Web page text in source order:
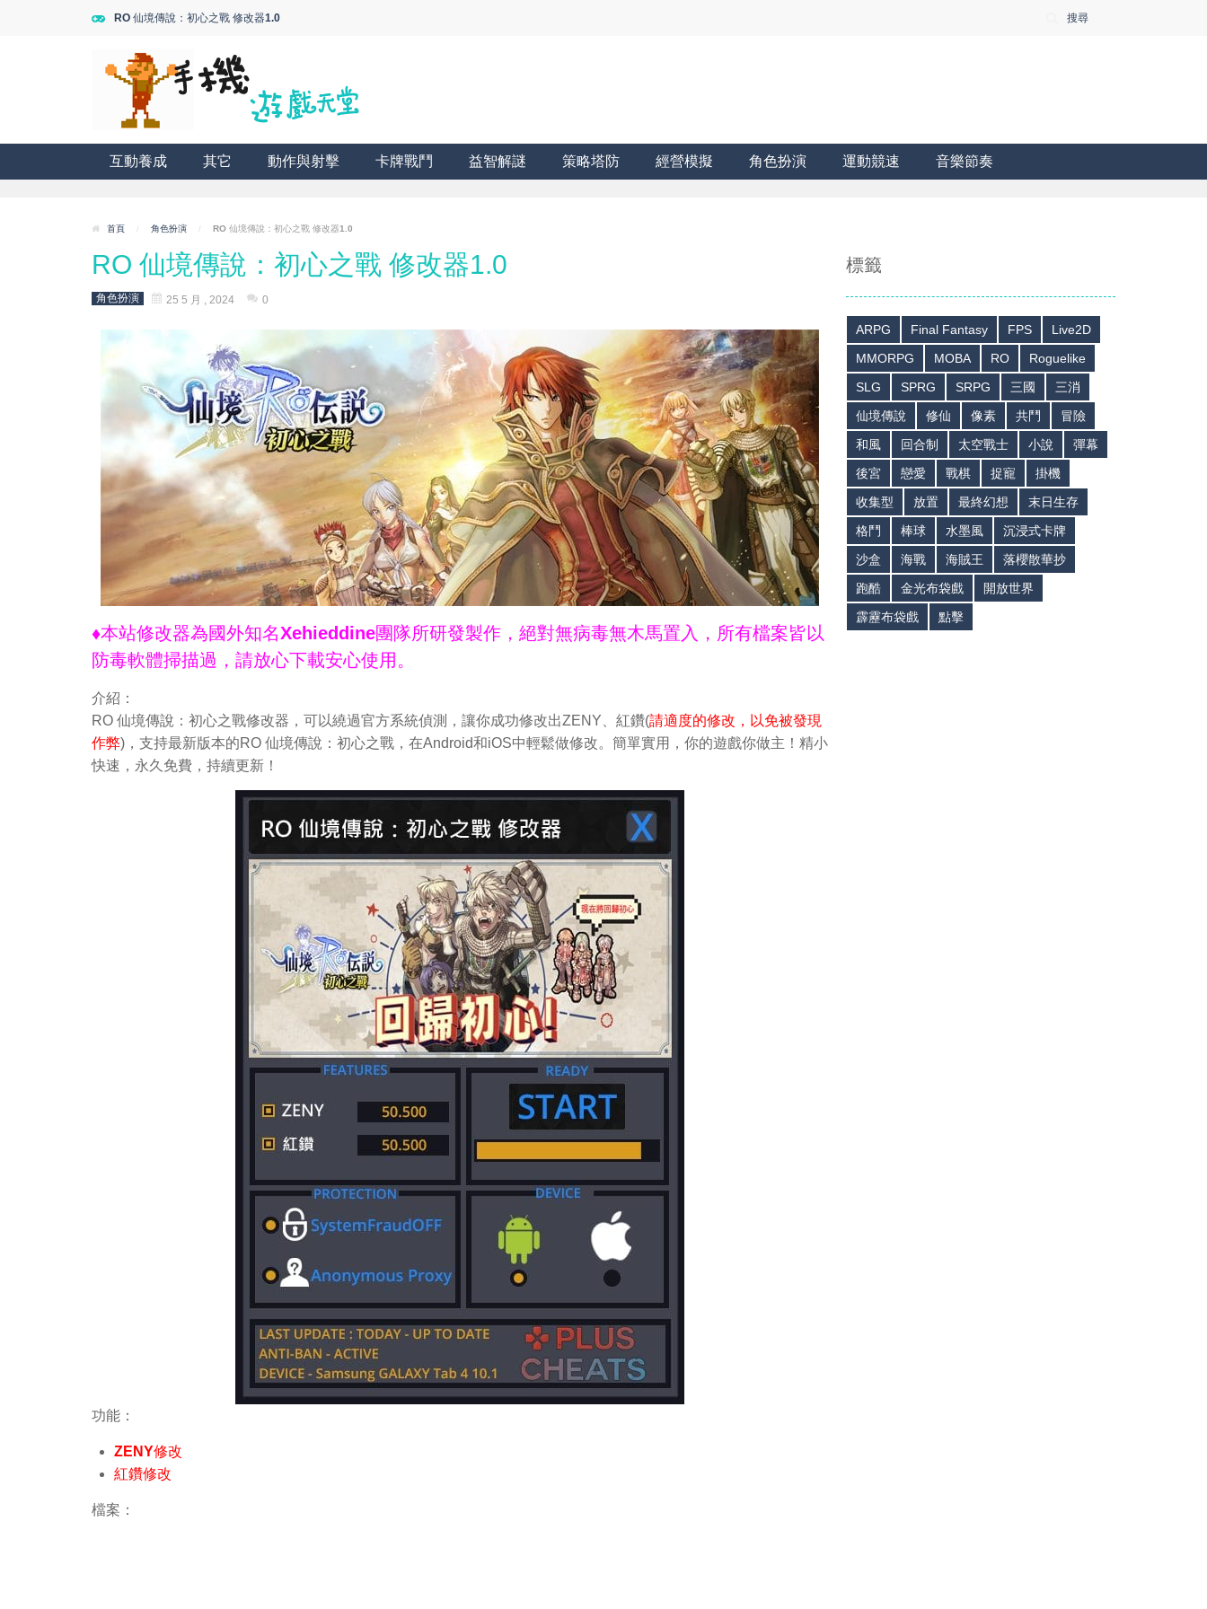
RO 仙境傳說：初心之戰 修改器1.0 搜尋
互動養成 其它 動作與射擊 卡牌戰鬥 益智解謎 策略塔防 經營模擬 角色扮演 運動競速 音樂節奏
首頁 / 角色扮演 / RO 仙境傳說：初心之戰 修改器1.0
RO 仙境傳說：初心之戰 修改器1.0
角色扮演 25 5 月 , 2024 0
♦本站修改器為國外知名Xehieddine團隊所研發製作，絕對無病毒無木馬置入，所有檔案皆以
防毒軟體掃描過，請放心下載安心使用。
介紹：
RO 仙境傳說：初心之戰修改器，可以繞過官方系統偵測，讓你成功修改出ZENY、紅鑽(請適度的修改，以免被發現
作弊)，支持最新版本的RO 仙境傳說：初心之戰，在Android和iOS中輕鬆做修改。簡單實用，你的遊戲你做主！精小
快速，永久免費，持續更新！
功能：
ZENY修改
紅鑽修改
檔案：
標籤
ARPG Final Fantasy FPS
Live2D
MMORPG
MOBA RO
Roguelike
SLG
SPRG SRPG 三國
三消
仙境傳說
修仙 像素 共鬥
冒險
和風
回合制 太空戰士 小說
彈幕
後宮
戀愛 戰棋 捉寵
掛機
收集型
放置 最終幻想
末日生存
格鬥
棒球 水墨風
沉浸式卡牌
沙盒
海戰 海賊王
落櫻散華抄
跑酷
金光布袋戲
開放世界
霹靂布袋戲
點擊